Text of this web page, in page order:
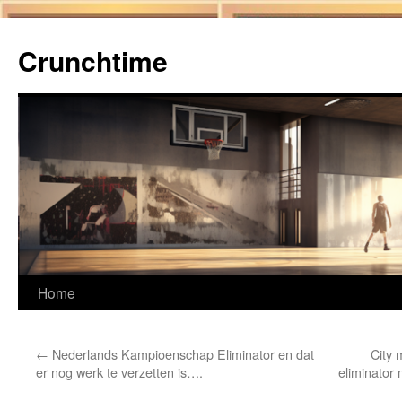
de
inhoud
Crunchtime
Home
← Nederlands Kampioenschap Eliminator en dat
er nog werk te verzetten is….
City
eliminator